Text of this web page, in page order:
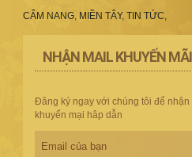
CẨM NANG, MIỀN TÂY, TIN TỨC
NHẬN MAIL KHUYẾN MÃI
Đăng ký ngay với chúng tôi để nhận
khuyến mại hâp dẫn